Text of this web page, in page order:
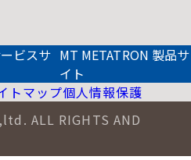
ビスサ MT METATRON 製品サ
イト
トマップ個人情報保護
ALL RIGHTS AND